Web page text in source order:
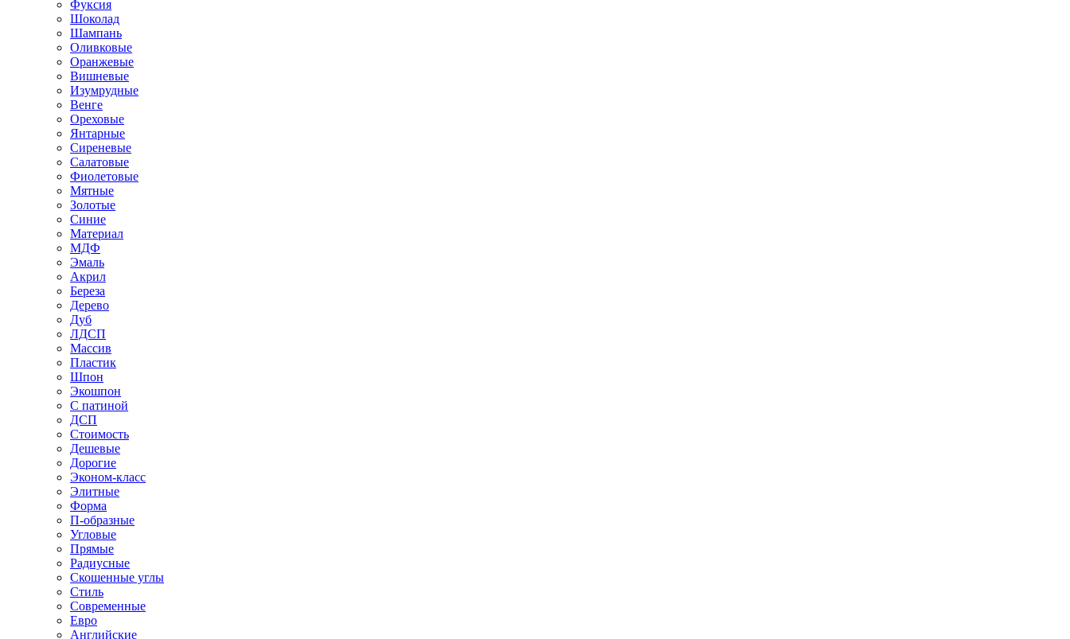
Фуксия
Шоколад
Шампань
Оливковые
Оранжевые
Вишневые
Изумрудные
Венге
Ореховые
Янтарные
Сиреневые
Салатовые
Фиолетовые
Мятные
Золотые
Синие
Материал
МДФ
Эмаль
Акрил
Береза
Дерево
Дуб
ЛДСП
Массив
Пластик
Шпон
Экошпон
С патиной
ДСП
Стоимость
Дешевые
Дорогие
Эконом-класс
Элитные
Форма
П-образные
Угловые
Прямые
Радиусные
Скошенные углы
Стиль
Современные
Евро
Английские